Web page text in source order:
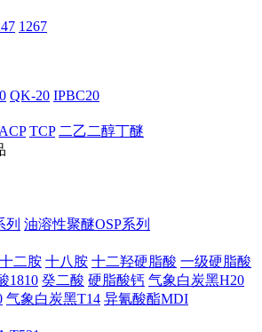
1267
QK-20 IPBC20
ACP TCP 二乙二醇丁醚
列 油溶性聚醚OSP系列
十二胺 十八胺 十二羟硬脂酸 一级硬脂酸
1810 癸二酸 硬脂酸钙 气象白炭黑H20
气象白炭黑T14 异氰酸酯MDI